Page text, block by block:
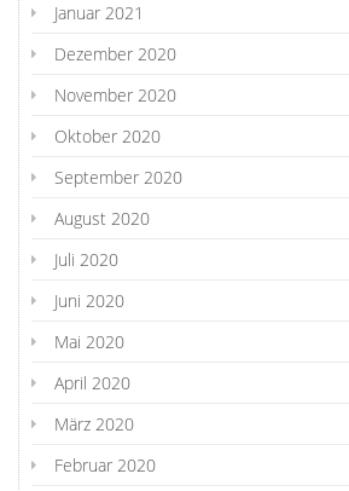
Januar 2021
Dezember 2020
November 2020
Oktober 2020
September 2020
August 2020
Juli 2020
Juni 2020
Mai 2020
April 2020
März 2020
Februar 2020